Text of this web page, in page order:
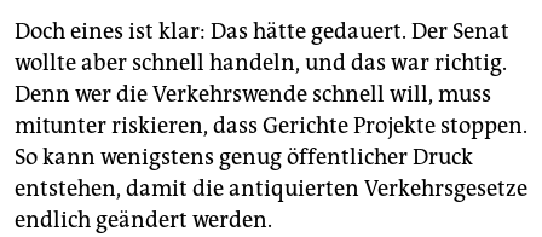
Doch eines ist klar: Das hätte gedauert. Der Senat
wollte aber schnell handeln, und das war richtig.
Denn wer die Verkehrswende schnell will, muss
mitunter riskieren, dass Gerichte Projekte stoppen.
So kann wenigstens genug öffentlicher Druck
entstehen, damit die antiquierten Verkehrsgesetze
endlich geändert werden.